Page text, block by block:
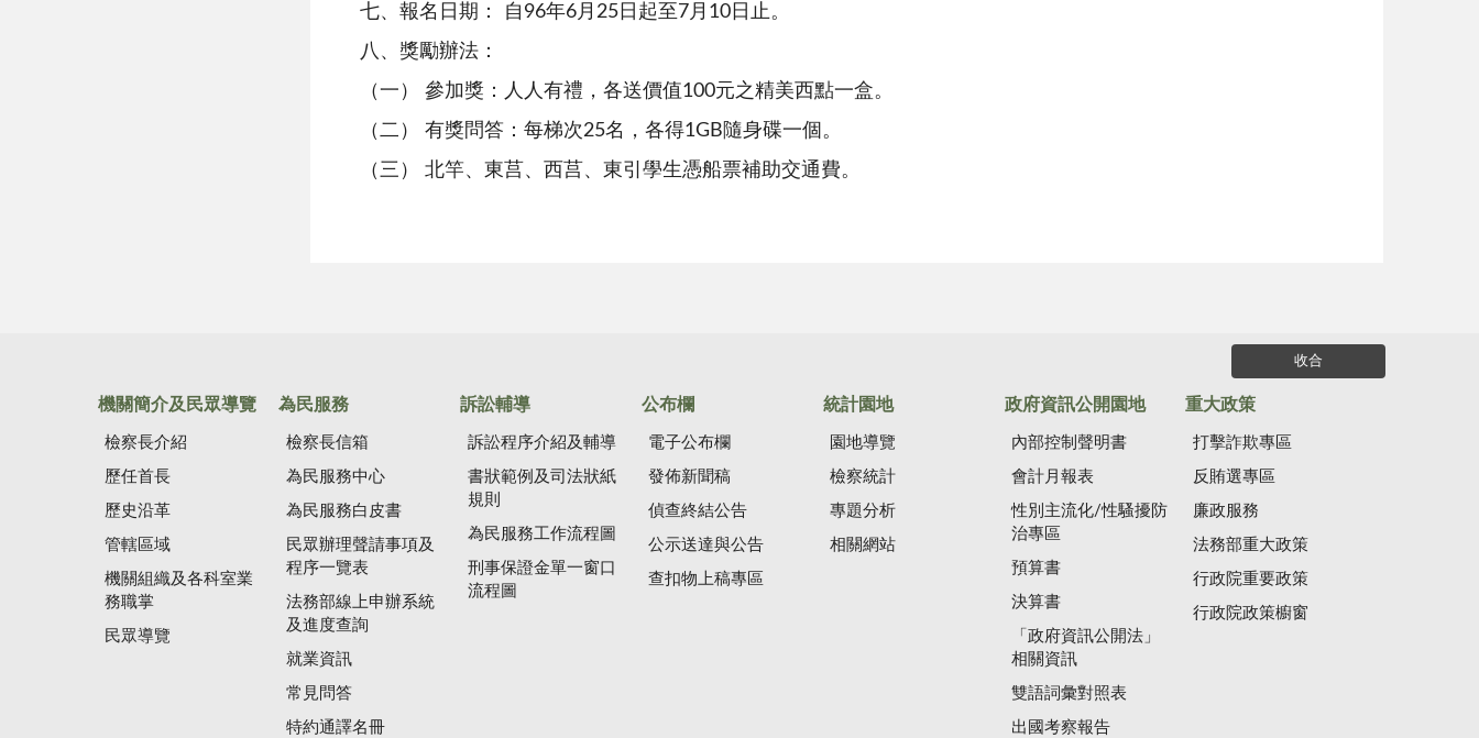
七、報名日期： 自96年6月25日起至7月10日止。
八、獎勵辦法：
（一） 參加獎：人人有禮，各送價值100元之精美西點一盒。
（二） 有獎問答：每梯次25名，各得1GB隨身碟一個。
（三） 北竿、東莒、西莒、東引學生憑船票補助交通費。
收合
機關簡介及民眾導覽
檢察長介紹
歷任首長
歷史沿革
管轄區域
機關組織及各科室業
務職掌
民眾導覽
為民服務
檢察長信箱
為民服務中心
為民服務白皮書
民眾辦理聲請事項及
程序一覽表
法務部線上申辦系統
及進度查詢
就業資訊
常見問答
特約通譯名冊
訴訟輔導
訴訟程序介紹及輔導
書狀範例及司法狀紙
規則
為民服務工作流程圖
刑事保證金單一窗口
流程圖
公布欄
電子公布欄
發佈新聞稿
偵查終結公告
公示送達與公告
查扣物上稿專區
統計園地
園地導覽
檢察統計
專題分析
相關網站
政府資訊公開園地
內部控制聲明書
會計月報表
性別主流化/性騷擾防
治專區
預算書
決算書
「政府資訊公開法」
相關資訊
雙語詞彙對照表
出國考察報告
重大政策
打擊詐欺專區
反賄選專區
廉政服務
法務部重大政策
行政院重要政策
行政院政策櫥窗